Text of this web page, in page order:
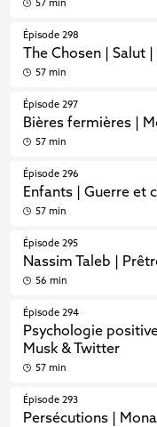
57 min
Épisode 298
The Chosen | Salut
57 min
Épisode 297
Bières fermières |
57 min
Épisode 296
Enfants | Guerre et
57 min
Épisode 295
Nassim Taleb |
56 min
Épisode 294
Psychologie
Musk & Twitter
57 min
Épisode 293
Persécutions |